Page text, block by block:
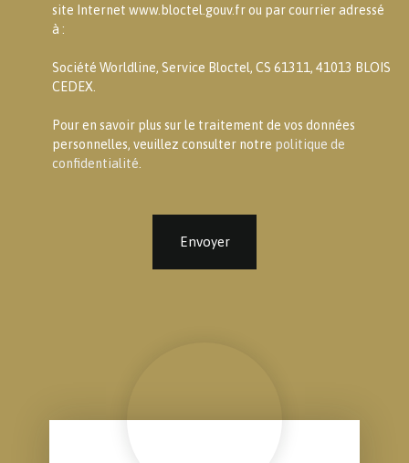
site Internet www.bloctel.gouv.fr ou par courrier adressé
à :
Société Worldline, Service Bloctel, CS 61311, 41013 BLOIS
CEDEX.
Pour en savoir plus sur le traitement de vos données
personnelles, veuillez consulter notre politique de
confidentialité.
Envoyer